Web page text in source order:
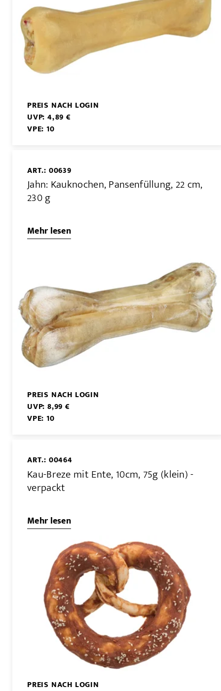
PREIS NACH LOGIN
UVP: 4,89 €
VPE: 10
ART.: 00639
Jahn: Kauknochen, Pansenfüllung, 22 cm,
230 g
Mehr lesen
PREIS NACH LOGIN
UVP: 8,99 €
VPE: 10
ART.: 00464
Kau-Breze mit Ente, 10cm, 75g (klein) -
verpackt
Mehr lesen
PREIS NACH LOGIN